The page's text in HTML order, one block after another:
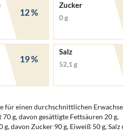
12 %
Zucker
0 g
19 %
Salz
52,1 g
für einen durchschnittlichen
g, davon gesättigte Fettsäuren 20 g,
davon Zucker 90 g, Eiweiß 50 g, Salz